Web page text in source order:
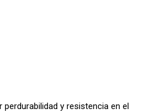
y resistencia en el